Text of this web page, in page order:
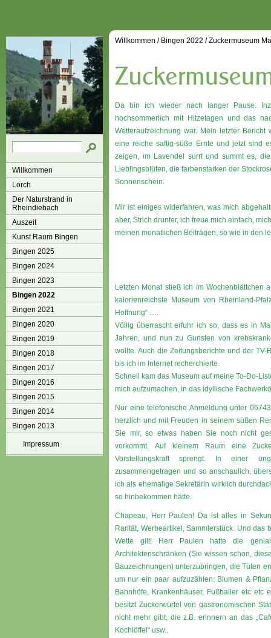
Willkommen
Lorch
Der Naturstrand in
Rheindiebach
Auszeit
Kunst Raum Bingen
Bingen 2025
Bingen 2024
Bingen 2023
Bingen 2022
Bingen 2021
Bingen 2020
Bingen 2019
Bingen 2018
Bingen 2017
Bingen 2016
Bingen 2015
Bingen 2014
Bingen 2013
Impressum
Willkommen / Bingen 2022 /Zuckermuseum
Da bin ich wieder nach langer Pause.
hochsommerlich mit Hitzetagen und das
Wetteraufzeichnung war. Mein letzter
eine reiche saftig-süße Ernte und jetzt sind
zeigen, im Lavendel surrt und summt es,
Lieblingsblüten, die farbenstarken der
Sonnenschein.
Mir ist einiges widerfahren, was mich
aber, Strich drunter, ich freue mich einfach,
meinen monatlichen Beiträgen, so wie in den
Letzten Monat stieß ich im Wochenblättchen
kalorienreichste Museum von Rheinland-
Hoffnung“ ….
Völlig überrascht erfuhr ich so, dass es in
Jahren, und nun zu Gunsten von
wollte. Auch die Zeitungsberichte und der
bis ich im Internet recherchierte.
Schnell kam das Museum auf meine To-Do-
mich aufzumachen, in das idyllische
Nur eine telefonische Anmeldung unter
herzlich und mit Freuden in seinem süßen
Sie mir, so etwas haben Sie noch nicht
vorkommt. Auf kleinem Raum eine
Vorstellungskraft sprengt. In einer
zusammengetragen und so anschaulich,
ich als ehemalige Sekretärin wirklich
so hinbekommen hätte.
Chapeau, Herr Paulen! Da ist alles in
Rarität, Werbeartikel, Sammlerstück. Und
Wette gilt! Herr Paulen hatte die
Architektenschränken (Sie wissen schon,
Bauzeichnungen) unterzubringen, die Tüten
um nur ein paar aufzuzählen: Blumen &
Bahnhöfe, Krankenhäuser, Fußballer etc
besitzt Zuckerwürfel von gastronomischen
nicht mehr gibt, die z.B. erinnern an das
Kochlöffel“ usw..